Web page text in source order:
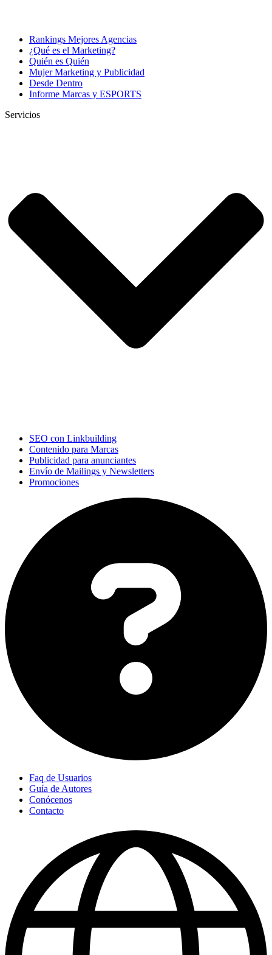
Rankings Mejores Agencias
¿Qué es el Marketing?
Quién es Quién
Mujer Marketing y Publicidad
Desde Dentro
Informe Marcas y ESPORTS
Servicios
SEO con Linkbuilding
Contenido para Marcas
Publicidad para anunciantes
Envío de Mailings y Newsletters
Promociones
Faq de Usuarios
Guía de Autores
Conócenos
Contacto